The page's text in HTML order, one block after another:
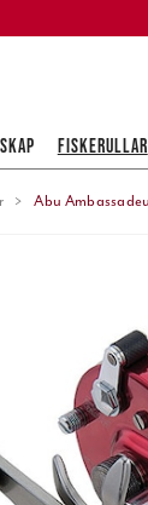
FISKERULLAR
Abu